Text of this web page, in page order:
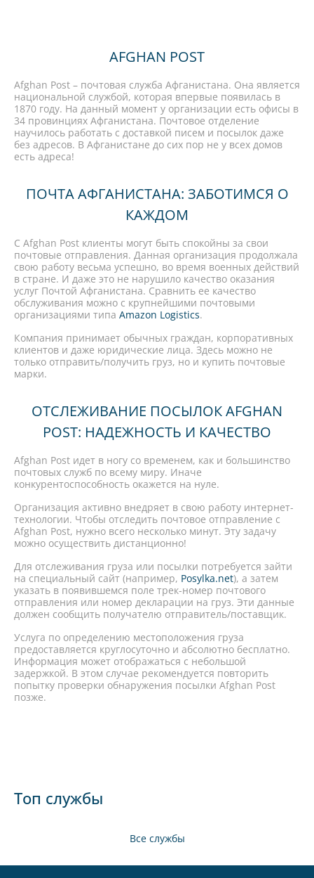
Топ службы
Все службы
AFGHAN POST
Afghan Post – почтовая служба Афганистана. Она является
национальной службой, которая впервые появилась в
1870 году. На данный момент у организации есть офисы в
34 провинциях Афганистана. Почтовое отделение
научилось работать с доставкой писем и посылок даже
без адресов. В Афганистане до сих пор не у всех домов
есть адреса!
ПОЧТА АФГАНИСТАНА: ЗАБОТИМСЯ О
КАЖДОМ
С Afghan Post клиенты могут быть спокойны за свои
почтовые отправления. Данная организация продолжала
свою работу весьма успешно, во время военных действий
в стране. И даже это не нарушило качество оказания
услуг Почтой Афганистана. Сравнить ее качество
обслуживания можно с крупнейшими почтовыми
организациями типа Amazon Logistics.
Компания принимает обычных граждан, корпоративных
клиентов и даже юридические лица. Здесь можно не
только отправить/получить груз, но и купить почтовые
марки.
ОТСЛЕЖИВАНИЕ ПОСЫЛОК AFGHAN
POST: НАДЕЖНОСТЬ И КАЧЕСТВО
Afghan Post идет в ногу со временем, как и большинство
почтовых служб по всему миру. Иначе
конкурентоспособность окажется на нуле.
Организация активно внедряет в свою работу интернет-
технологии. Чтобы отследить почтовое отправление с
Afghan Post, нужно всего несколько минут. Эту задачу
можно осуществить дистанционно!
Для отслеживания груза или посылки потребуется зайти
на специальный сайт (например, Posylka.net), а затем
указать в появившемся поле трек-номер почтового
отправления или номер декларации на груз. Эти данные
должен сообщить получателю отправитель/поставщик.
Услуга по определению местоположения груза
предоставляется круглосуточно и абсолютно бесплатно.
Информация может отображаться с небольшой
задержкой. В этом случае рекомендуется повторить
попытку проверки обнаружения посылки Afghan Post
позже.